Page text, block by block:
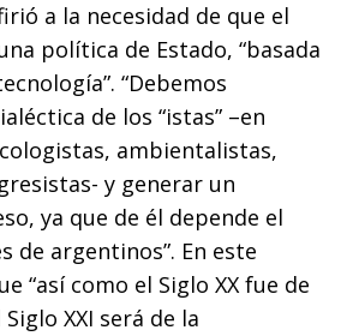
a la necesidad de que el
política de Estado, “basada
“Debemos
de los “istas” –en
ambientalistas,
y generar un
ya que de él depende el
de argentinos”. En este
“así como el Siglo XX fue de
XXI será de la